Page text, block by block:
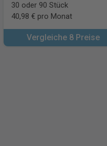
30 oder 90 Stück
40,98 € pro Monat
Vergleiche 8 Preise